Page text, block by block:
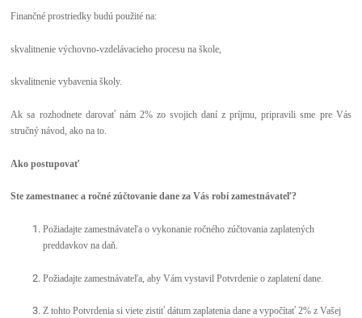
Finančné prostriedky budú použité na:
skvalitnenie výchovno-vzdelávacieho procesu na škole,
skvalitnenie vybavenia školy.
Ak sa rozhodnete darovať nám 2% zo svojich daní z príjmu, pripravili sme pre Vás
stručný návod, ako na to.
Ako postupovať
Ste zamestnanec a ročné zúčtovanie dane za Vás robí zamestnávateľ?
Požiadajte zamestnávateľa o vykonanie ročného zúčtovania zaplatených
preddavkov na daň.
Požiadajte zamestnávateľa, aby Vám vystavil Potvrdenie o zaplatení dane.
Z tohto Potvrdenia si viete zistiť dátum zaplatenia dane a vypočítať 2% z Vašej